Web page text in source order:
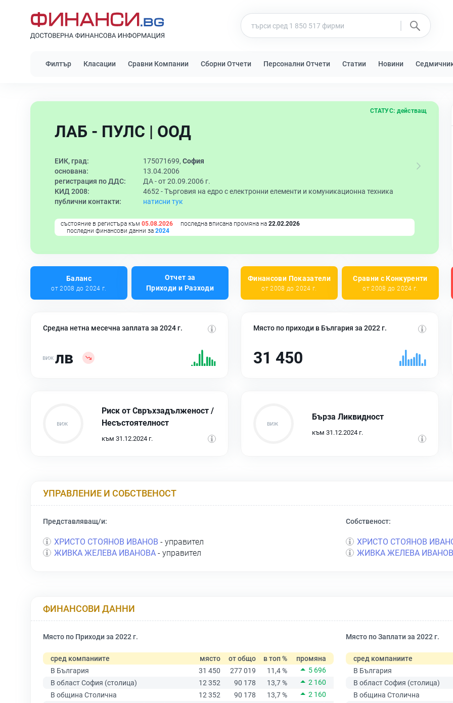
Филтър Класации Сравни Компании Сборни Отчети Персонални Отчети Статии Новини
ЛАБ - ПУЛС | ООД
СТАТУС: действащ
ЕИК, град: 175071699, София
основана:
13.04.2006
регистрация по ДДС:
ДА - от 20.09.2006 г.
КИД 2008:
4652 -Търговия на едро с електронни елементи и комуникационна техника
публични контакти:
натисни тук
състояние в регистъра към 05.08.2026 последна вписана промяна на 22.02.2026
последни финансови данни за 2024
Баланс
от 2008 до 2024 г.
Отчет за
Приходи и Разходи
Финансови Показатели
от 2008 до 2024 г.
Сравни с Конкуренти
от 2008 до 2024 г.
Средна нетна месечна заплата за 2024 г.
лв
Място по приходи в България за 2022 г.
31 450
Риск от Свръхзадълженост /
Несъстоятелност
към 31.12.2024 г.
Бърза Ликвидност
към 31.12.2024 г.
УПРАВЛЕНИЕ И СОБСТВЕНОСТ
Представляващ/и:
ХРИСТО СТОЯНОВ ИВАНОВ - управител
ЖИВКА ЖЕЛЕВА ИВАНОВА - управител
Собственост:
ХРИСТО СТОЯНОВ
ЖИВКА ЖЕЛЕВА
ФИНАНСОВИ ДАННИ
Място по Приходи за 2022 г.
сред компаниите място от общо в топ %
промяна
В България
31 450 277 019 11,4 %
5 696
В област София (столица)
12 352 90 178 13,7 %
2 160
В община Столична
12 352 90 178 13,7 %
2 160
Място по Заплати за 2022 г.
сред компаниите
В България
В област София (столица)
В община Столична